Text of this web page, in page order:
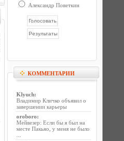
Александр Поветкин
КОММЕНТАРИИ
Klyuch:
Владимир Кличко объявил о
завершении карьеры
oroboro:
Мейвезер: Если бы я был на
месте Пакьяо, у меня не было